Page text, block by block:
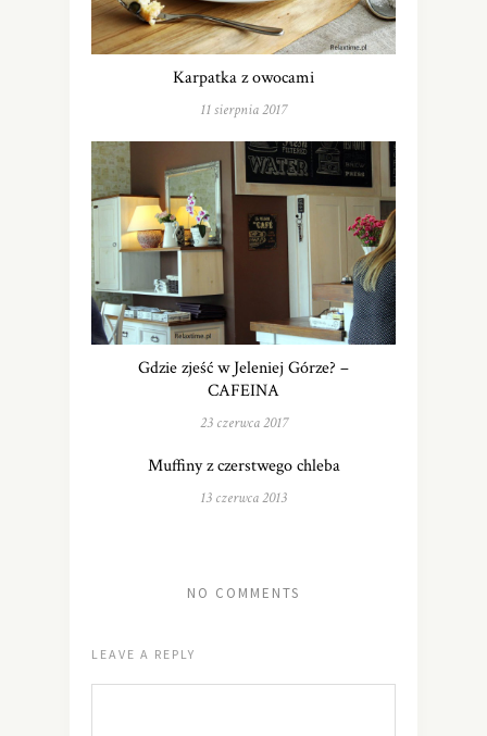
Karpatka z owocami
11 sierpnia 2017
Gdzie zjeść w Jeleniej Górze? –
CAFEINA
23 czerwca 2017
Muffiny z czerstwego chleba
13 czerwca 2013
NO COMMENTS
LEAVE A REPLY